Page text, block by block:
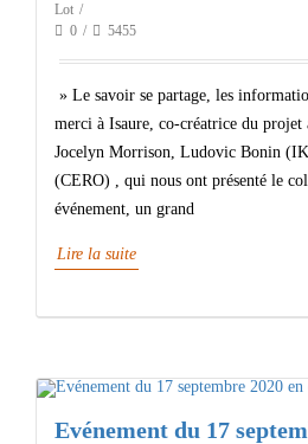
Lot
0
5455
» Le savoir se partage, les
merci à Isaure, co-créatrice du
Jocelyn Morrison, Ludovic Bonin
(CERO) , qui nous ont présenté le
événement, un grand
Lire la suite
Evénement du 17